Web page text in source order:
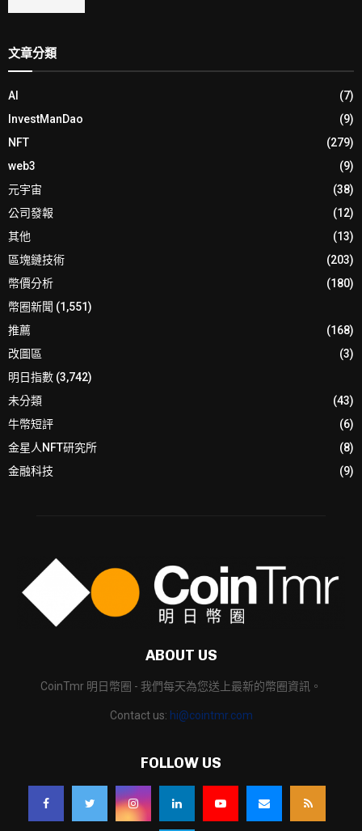
文章分類
AI
(7)
InvestManDao
(9)
NFT
(279)
web3
(9)
元宇宙
(38)
公司發報
(12)
其他
(13)
區塊鏈技術
(203)
幣價分析
(180)
幣圈新聞 (1,551)
推薦
(168)
改圖區
(3)
明日指數 (3,742)
未分類
(43)
牛幣短評
(6)
金星人NFT研究所
(8)
金融科技
(9)
ABOUT US
CoinTmr 明日幣圈 - 我們每天為您送上最新的幣圈資訊。
Contact us: hi@cointmr.com
FOLLOW US